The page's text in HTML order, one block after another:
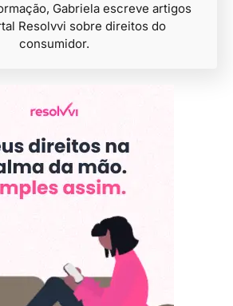
Gabriela escreve artigos
Resolvvi sobre direitos do
consumidor.